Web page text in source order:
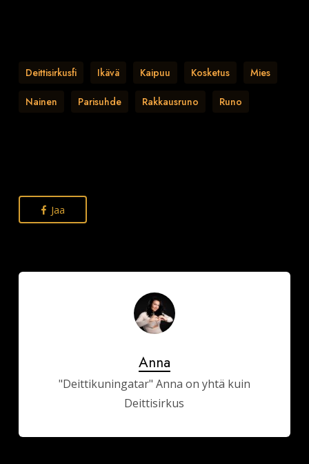
Deittisirkusfi Ikävä Kaipuu Kosketus Mies
Nainen Parisuhde Rakkausruno Runo
Jaa
Anna
"Deittikuningatar" Anna on yhtä kuin
Deittisirkus